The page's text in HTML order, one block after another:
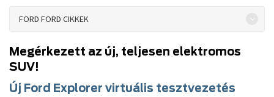
FORD FORD CIKKEK
Megérkezett az új, teljesen elektromos
SUV!
Új Ford Explorer virtuális tesztvezetés